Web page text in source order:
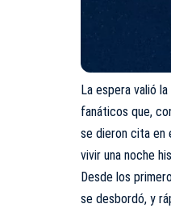
La espera valió
fanáticos que,
se dieron cita en
vivir una noche
Desde los
se desbordó, y